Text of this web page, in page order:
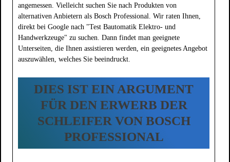
angemessen. Vielleicht suchen Sie nach Produkten von
alternativen Anbietern als Bosch Professional. Wir raten Ihnen,
direkt bei Google nach "Test Bautomatik Elektro- und
Handwerkzeuge" zu suchen. Dann findet man geeignete
Unterseiten, die Ihnen assistieren werden, ein geeignetes Angebot
auszuwählen, welches Sie beeindruckt.
DIES IST EIN ARGUMENT
FÜR DEN ERWERB DER
SCHLEIFER VON BOSCH
PROFESSIONAL